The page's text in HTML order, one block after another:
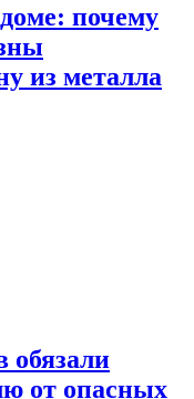
почему
из металла
обязали
от опасных